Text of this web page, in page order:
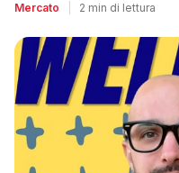
Mercato 2 min di lettura